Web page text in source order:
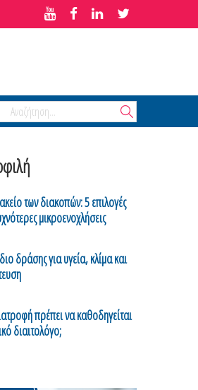
των διακοπών: 5 επιλογές
μικροενοχλήσεις
δράσης για υγεία, κλίμα και
πρέπει να καθοδηγείται
διαιτολόγο;